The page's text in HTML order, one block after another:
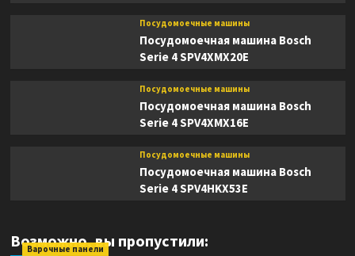
Посудомоечные машины
Посудомоечная машина Bosch
Serie 4 SPV4XMX20E
Посудомоечные машины
Посудомоечная машина Bosch
Serie 4 SPV4XMX16E
Посудомоечные машины
Посудомоечная машина Bosch
Serie 4 SPV4HKX53E
Возможно, вы пропустили:
Варочные панели